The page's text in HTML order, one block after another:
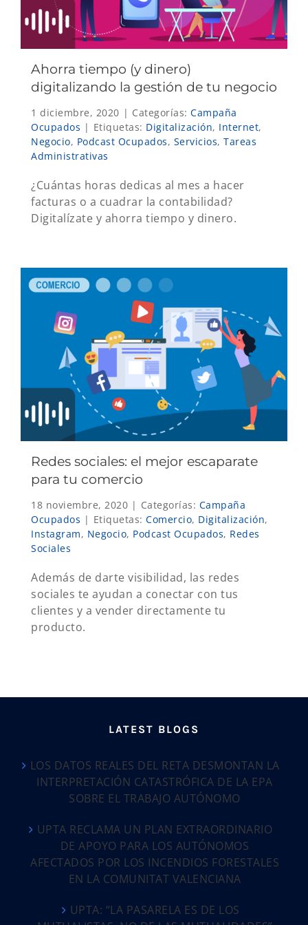
Ahorra tiempo (y dinero)
digitalizando la gestión de tu negocio
1 diciembre, 2020 | Categorías: Campaña
Ocupados | Etiquetas: Digitalización, Internet,
Negocio, Podcast Ocupados, Servicios, Tareas
Administrativas
¿Cuántas horas dedicas al mes a hacer
facturas o a cuadrar la contabilidad?
Digitalízate y ahorra tiempo y dinero.
Redes sociales: el mejor escaparate
para tu comercio
18 noviembre, 2020 | Categorías: Campaña
Ocupados | Etiquetas: Comercio, Digitalización,
Instagram, Negocio, Podcast Ocupados, Redes
Sociales
Además de darte visibilidad, las redes
sociales te ayudan a conectar con tus
clientes y a vender directamente tu
producto.
LATEST BLOGS
LOS DATOS REALES DEL RETA DESMONTAN LA
INTERPRETACIÓN CATASTRÓFICA DE LA EPA
SOBRE EL TRABAJO AUTÓNOMO
UPTA RECLAMA UN PLAN EXTRAORDINARIO
DE APOYO PARA LOS AUTÓNOMOS
AFECTADOS POR LOS INCENDIOS FORESTALES
EN LA COMUNITAT VALENCIANA
UPTA: “LA PASARELA ES DE LOS